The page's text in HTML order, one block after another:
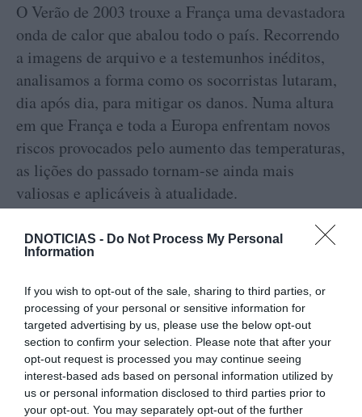
DNOTICIAS - Do Not Process My Personal
Information
If you wish to opt-out of the sale, sharing to third parties, or
processing of your personal or sensitive information for
targeted advertising by us, please use the below opt-out
section to confirm your selection. Please note that after your
opt-out request is processed you may continue seeing
interest-based ads based on personal information utilized by
us or personal information disclosed to third parties prior to
your opt-out. You may separately opt-out of the further
O Verão de 2003 trouxe a França uma devastadora
onda de calor que abalou todo o país. Recorrendo
a imagens de arquivo e a testemunhos inéditos,
analisamos a forma como os socorristas lutaram,
dia após dia, para mitigar os danos. Numa altura
em que França e toda a Europa enfrentam novos
riscos provocados pelo aumento das temperaturas,
as lições do passado tornam-se ainda mais
valiosas e aplicáveis à atualidade.
NATIONAL GEOGRAPHIC
0 Comentários
Últimas